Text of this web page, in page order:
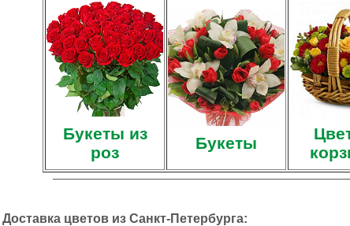
Букеты из
роз
Букеты
Доставка цветов из Санкт-Петербурга: